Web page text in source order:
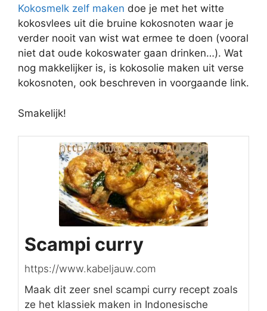
Kokosmelk zelf maken doe je met het witte
kokosvlees uit die bruine kokosnoten waar je
verder nooit van wist wat ermee te doen (vooral
niet dat oude kokoswater gaan drinken…). Wat
nog makkelijker is, is kokosolie maken uit verse
kokosnoten, ook beschreven in voorgaande link.
Smakelijk!
Scampi curry
https://www.kabeljauw.com
Maak dit zeer snel scampi curry recept zoals
ze het klassiek maken in Indonesische